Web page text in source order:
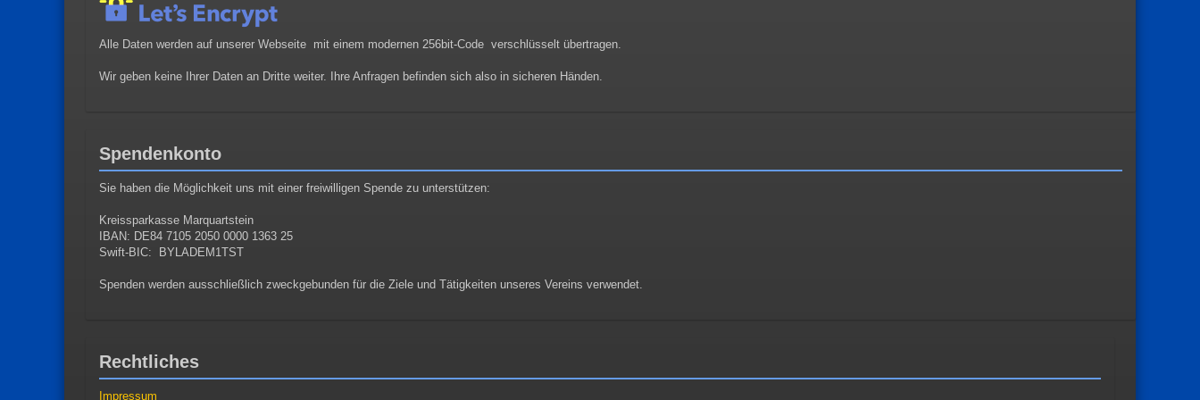
Alle Daten werden auf unserer Webseite mit einem modernen 256bit-Code verschlüsselt übertragen.
Wir geben keine Ihrer Daten an Dritte weiter. Ihre Anfragen befinden sich also in sicheren Händen.
Spendenkonto
Sie haben die Möglichkeit uns mit einer freiwilligen Spende zu unterstützen:
Kreissparkasse Marquartstein
IBAN: DE84 7105 2050 0000 1363 25
Swift-BIC: BYLADEM1TST
Spenden werden ausschließlich zweckgebunden für die Ziele und Tätigkeiten unseres Vereins verwendet.
Rechtliches
Impressum